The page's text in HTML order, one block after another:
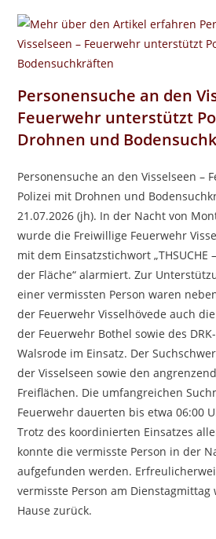
Personensuche an den
Feuerwehr unterstützt
Drohnen und
Personensuche an den Visselseen –
Polizei mit Drohnen und
21.07.2026 (jh). In der Nacht von
wurde die Freiwillige Feuerwehr
mit dem Einsatzstichwort „THSUCHE
der Fläche“ alarmiert. Zur
einer vermissten Person waren
der Feuerwehr Visselhövede auch
der Feuerwehr Bothel sowie des
Walsrode im Einsatz. Der
der Visselseen sowie den
Freiflächen. Die umfangreichen
Feuerwehr dauerten bis etwa 06:00
Trotz des koordinierten Einsatzes
konnte die vermisste Person in der
aufgefunden werden.
vermisste Person am
Hause zurück.